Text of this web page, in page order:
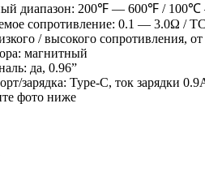
диапазон: 200℉ — 600℉ /
сопротивление: 0.1 — 3.0Ω /
/ высокого сопротивления, от
магнитный
да, 0.96”
зарядка: Type-C, ток зарядки
фото ниже